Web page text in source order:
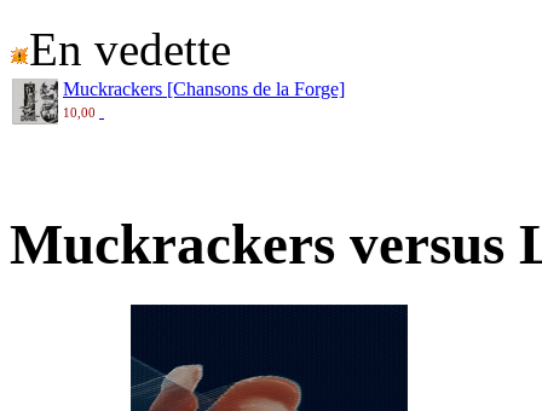
En vedette
Muckrackers [Chansons de la Forge]
10,00
Muckrackers versus